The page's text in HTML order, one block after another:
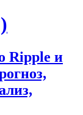
Ripple и